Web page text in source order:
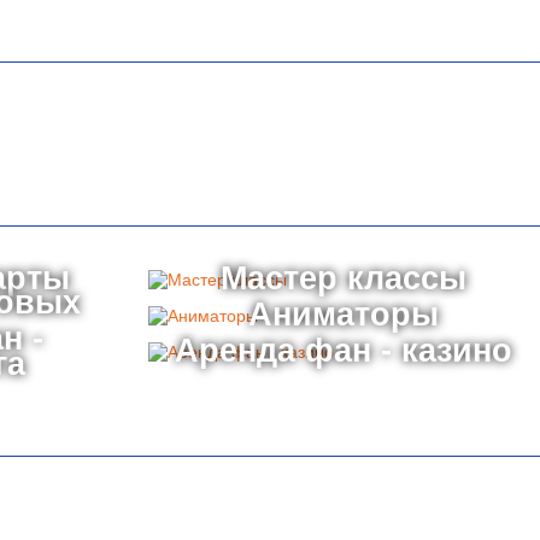
Мастер классы
Аниматоры
- Аренда фан - казино